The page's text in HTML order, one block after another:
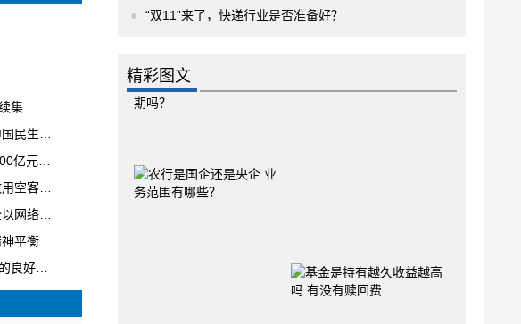
集
生工程
量资金
客飞机
广交会
方利益
局面
“双11”来了，快递行业是否准备好？
精彩图文